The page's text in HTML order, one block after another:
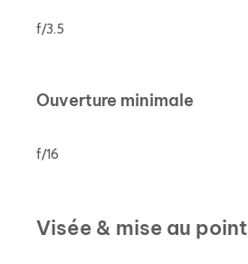
f/3.5
Ouverture minimale
f/16
Visée & mise au point